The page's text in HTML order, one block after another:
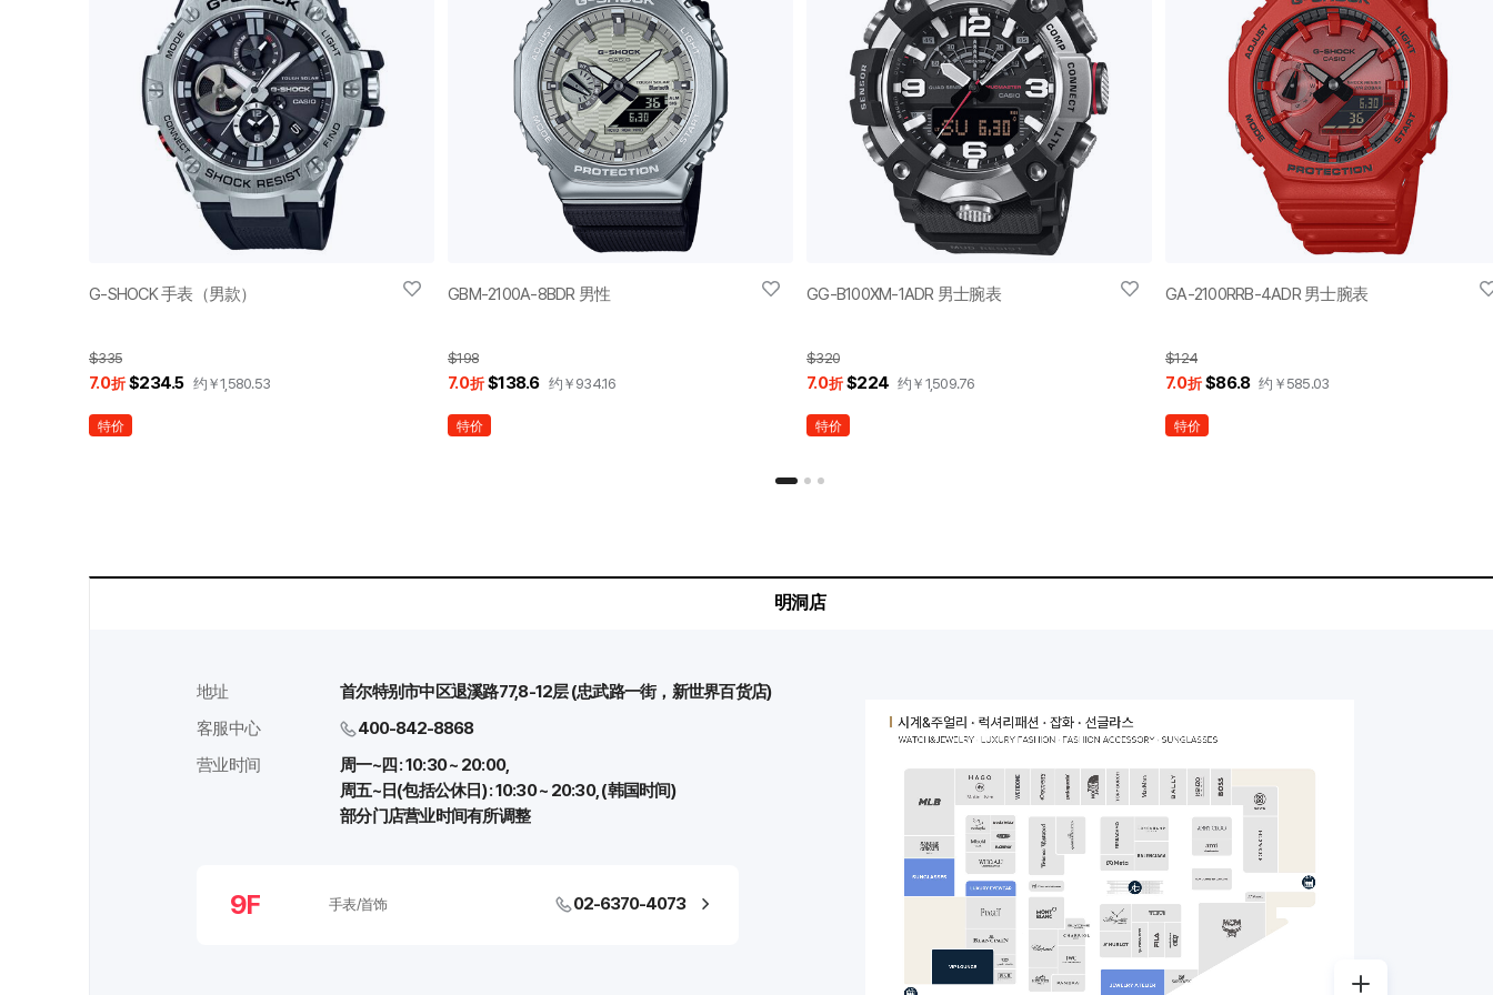
G-SHOCK 手表（男款）
$335
7.0折 $234.5 约￥1,580.53
特价
GBM-2100A-8BDR 男性
$198
7.0折 $138.6 约￥ 934.16
特价
GG-B100XM-1ADR 男士腕表
$320
7.0折 $224 约￥ 1,509.76
特价
GA-2100RRB-4ADR 男士腕表
$124
7.0折 $86.8 约￥ 585.03
特价
明洞店
地址
首尔特别市中区退溪路77,8-12层 (忠武路一街，新世界百货店)
客服中心
400-842-8868
营业时间
周一~四 : 10:30 ~ 20:00,
周五~日(包括公休日) : 10:30 ~ 20:30, (韩国时间)
部分门店营业时间有所调整
9F 手表/首饰 02-6370-4073